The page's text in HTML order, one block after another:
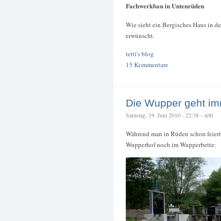
Fachwerkbau in Untenrüden
Wie sieht ein Bergisches Haus in
erwünscht.
tetti's blog
15 Kommentare
Die Wupper geht
Samstag, 19. Juni 2010 - 22:38 – tetti
Während man in Rüden schon
Wupperhof noch im Wupperbette: